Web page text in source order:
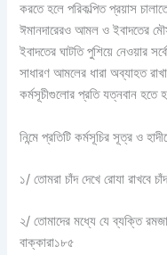
করতে হলে পরিকল্পিত প্রয়াস
ঈমানদারেরও আমল ও ইবাদতের
ইবাদতের ঘাটতি পুশিয়ে
সাধারণ আমলের ধারা অব্যাহত
কর্মসূচীগুলোর প্রতি যত্নবান হতে
নিন্মে প্রতিটি কর্মসূচির সূত্র ও
১/ তোমরা চাঁদ দেখে রোযা রাখবে
২/ তোমাদের মধ্যে যে ব্যক্তি
বাক্কারা১৮৫